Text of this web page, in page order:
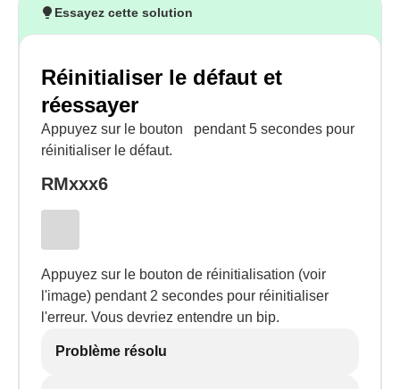
Essayez cette solution
Réinitialiser le défaut et
réessayer
Appuyez sur le bouton
pendant 5 secondes pour
réinitialiser le défaut.
RMxxx6
Appuyez sur le bouton de réinitialisation (voir
l'image) pendant 2 secondes pour réinitialiser
l'erreur. Vous devriez entendre un bip.
Problème résolu